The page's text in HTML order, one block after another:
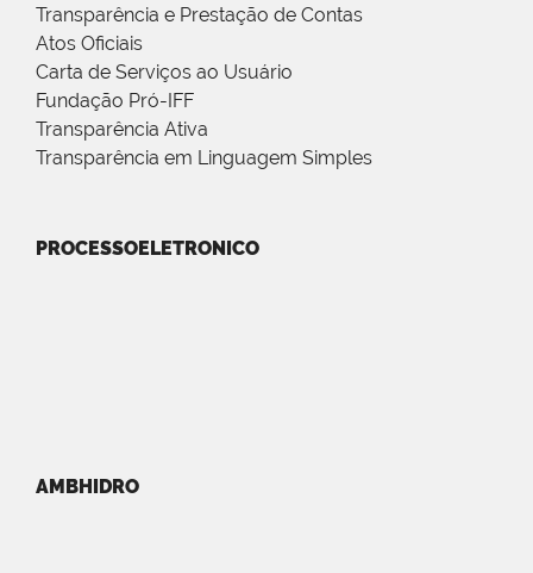
Transparência e Prestação de Contas
Atos Oficiais
Carta de Serviços ao Usuário
Fundação Pró-IFF
Transparência Ativa
Transparência em Linguagem Simples
PROCESSOELETRONICO
AMBHIDRO